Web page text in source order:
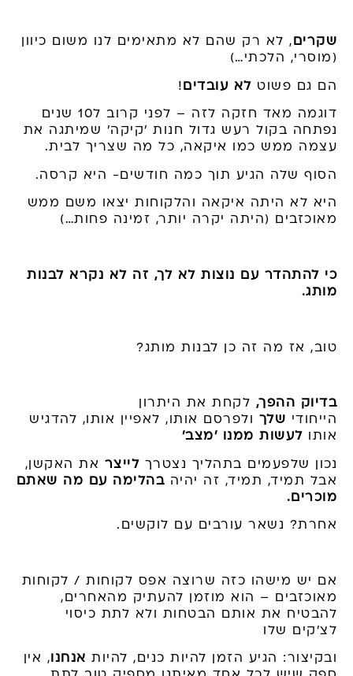
שקרים, לא רק שהם לא מתאימים לנו משום כיוון
(מוסרי, הלכתי…)
הם גם פשוט לא עובדים !
דוגמה מאד חזקה לזה – לפני קרוב ל10 שנים
נפתחה בקול רעש גדול חנות 'קיקה' שמיתגה את
עצמה ממש כמו איקאה, כל מה שצריך לבית.
הסוף שלה הגיע תוך כמה חודשים- היא קרסה.
היא לא היתה איקאה והלקוחות יצאו משם ממש
מאוכזבים (היתה יקרה יותר, זמינה פחות…)
כי להתהדר עם נוצות לא לך, זה לא נקרא לבנות
מותג.
טוב, אז מה זה כן לבנות מותג?
בדיוק ההפך, לקחת את היתרון
הייחודי שלך ולפרסם אותו, לאפיין אותו, להדגיש
אותו לעשות ממנו 'מצב'
נכון שלפעמים בתהליך נצטרך לייצר את האקשן,
אבל תמיד, תמיד, זה יהיה בהלימה עם מה שאתם
מוכרים.
אחרת? נשאר עורבים עם לוקשים.
אם יש מישהו כזה שרוצה אפס לקוחות / לקוחות
מאוכזבים – הוא מוזמן להעתיק מהאחרים,
להבטיח את אותם הבטחות ולא לתת כיסוי
לצ'קים שלו
ובקיצור: הגיע הזמן להיות כנים, להיות אנחנו, אין